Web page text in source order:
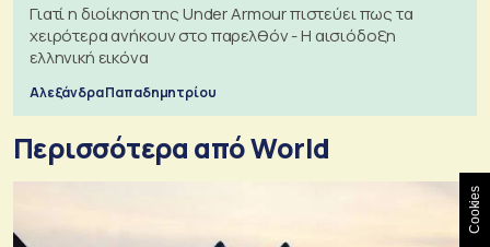
Γιατί η διοίκηση της Under Armour πιστεύει πως τα
χειρότερα ανήκουν στο παρελθόν - Η αισιόδοξη
ελληνική εικόνα
Αλεξάνδρα Παπαδημητρίου
Περισσότερα από World
Cookies